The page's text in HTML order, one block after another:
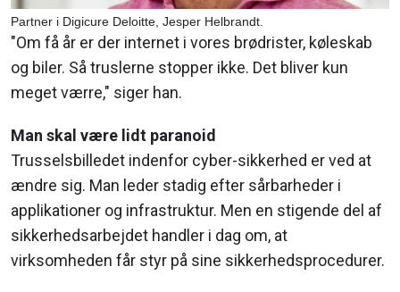
Partner i Digicure Deloitte, Jesper Helbrandt.
"Om få år er der internet i vores brødrister, køleskab
og biler. Så truslerne stopper ikke. Det bliver kun
meget værre," siger han.
Man skal være lidt paranoid
Trusselsbilledet indenfor cyber-sikkerhed er ved at
ændre sig. Man leder stadig efter sårbarheder i
applikationer og infrastruktur. Men en stigende del af
sikkerhedsarbejdet handler i dag om, at
virksomheden får styr på sine sikkerhedsprocedurer.